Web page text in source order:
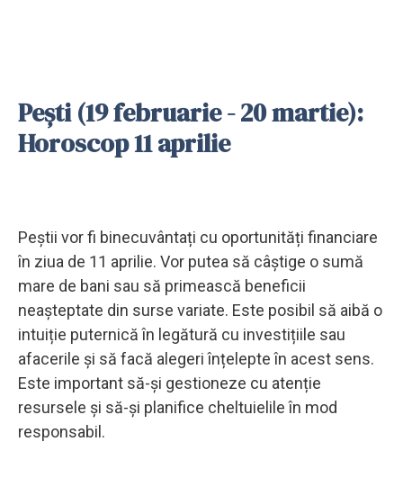
Pești (19 februarie - 20 martie):
Horoscop 11 aprilie
Peștii vor fi binecuvântați cu oportunități financiare
în ziua de 11 aprilie. Vor putea să câștige o sumă
mare de bani sau să primească beneficii
neașteptate din surse variate. Este posibil să aibă o
intuiție puternică în legătură cu investițiile sau
afacerile și să facă alegeri înțelepte în acest sens.
Este important să-și gestioneze cu atenție
resursele și să-și planifice cheltuielile în mod
responsabil.